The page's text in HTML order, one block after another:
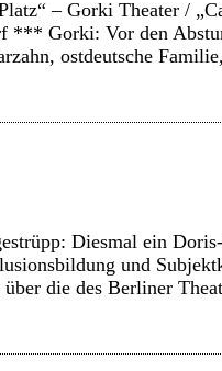
– Gorki Theater /
*** Gorki: Vor den
ostdeutsche
Diesmal ein
und
die des Berliner